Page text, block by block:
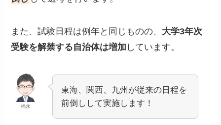
また、試験日程は例年と同じものの、 大学3年次
受験を解禁する自治体は増加 しています。
福永
東海、関西、九州が従来の日程を
前倒しして実施します！